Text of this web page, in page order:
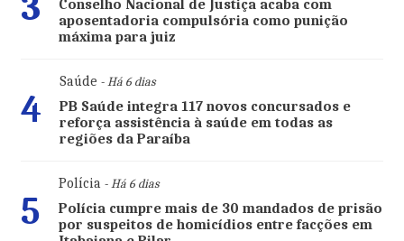
Conselho Nacional de Justiça acaba com
aposentadoria compulsória como punição
máxima para juiz
4
Saúde - Há 6 dias
PB Saúde integra 117 novos concursados e
reforça assistência à saúde em todas as
regiões da Paraíba
5
Polícia- Há 6 dias
Polícia cumpre mais de 30 mandados de prisão
por suspeitos de homicídios entre facções em